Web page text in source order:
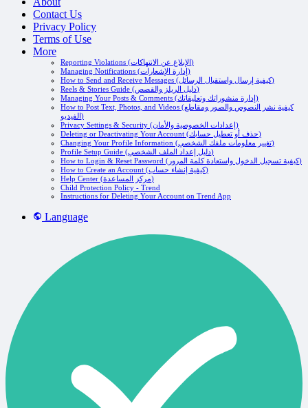
Contact Us
Privacy Policy
Terms of Use
More
Reporting Violations (الإبلاغ عن الانتهاكات)
Managing Notifications (إدارة الإشعارات)
How to Send and Receive Messages (كيفية إرسال واستقبال الرسائل)
Reels & Stories Guide (دليل الريلز والقصص)
Managing Your Posts & Comments (إدارة منشوراتك وتعليقاتك)
How to Post Text, Photos, and Videos (كيفية نشر النصوص والصور ومقاطع
الفيديو)
Privacy Settings & Security (إعدادات الخصوصية والأمان)
Deleting or Deactivating Your Account (حذف أو تعطيل حسابك)
Changing Your Profile Information (تغيير معلومات ملفك الشخصي)
Profile Setup Guide (دليل إعداد الملف الشخصي)
How to Login & Reset Password (كيفية تسجيل الدخول واستعادة كلمة المرور)
How to Create an Account (كيفية إنشاء حساب)
Help Center (مركز المساعدة)
Child Protection Policy - Trend
Instructions for Deleting Your Account on Trend App
Language